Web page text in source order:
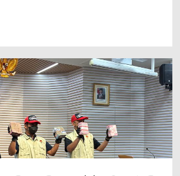
SMK Go Global.